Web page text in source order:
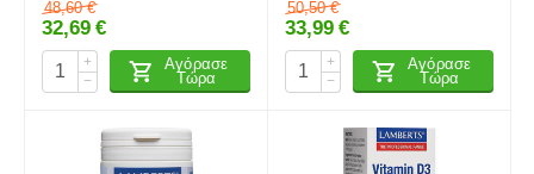
48,60 €
32,69 €
+
−
Αγόρασε
Τώρα
Καθαρότητας Έλαιο
Starflower 90 κάψουλες
50,50 €
33,99 €
+
−
Αγόρασε
Τώρα